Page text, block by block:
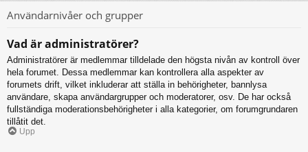
Användarnivåer och grupper
Vad är administratörer?
Administratörer är medlemmar tilldelade den högsta nivån av kontroll över
hela forumet. Dessa medlemmar kan kontrollera alla aspekter av
forumets drift, vilket inkluderar att ställa in behörigheter, bannlysa
användare, skapa användargrupper och moderatorer, osv. De har också
fullständiga moderationsbehörigheter i alla kategorier, om forumgrundaren
tillåtit det.
Upp